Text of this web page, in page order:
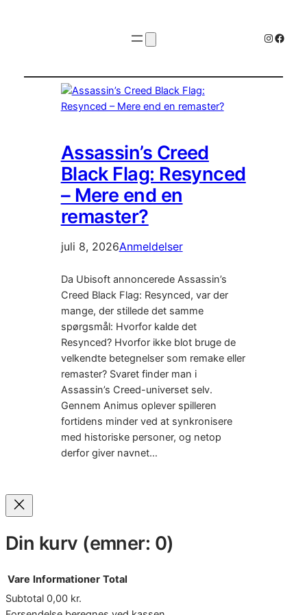
Assassin’s Creed
Black Flag: Resynced
– Mere end en
remaster?
juli 8, 2026Anmeldelser
Da Ubisoft annoncerede Assassin’s
Creed Black Flag: Resynced, var der
mange, der stillede det samme
spørgsmål: Hvorfor kalde det
Resynced? Hvorfor ikke blot bruge de
velkendte betegnelser som remake eller
remaster? Svaret finder man i
Assassin’s Creed-universet selv.
Gennem Animus oplever spilleren
fortidens minder ved at synkronisere
med historiske personer, og netop
derfor giver navnet…
Din kurv (emner: 0)
Vare Informationer Total
Subtotal 0,00 kr.